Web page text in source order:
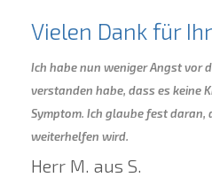
Vielen Dank für
Ich habe nun weniger Angst vor
verstanden habe, dass es keine
Symptom. Ich glaube fest daran,
weiterhelfen wird.
Herr M. aus S.